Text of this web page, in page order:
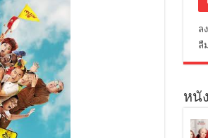
ล
ลื
หนั